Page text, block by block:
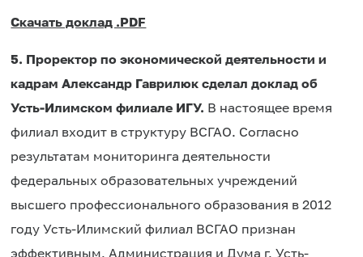
Скачать доклад .PDF
5. Проректор по экономической деятельности и
кадрам Александр Гаврилюк сделал доклад об
Усть-Илимском филиале ИГУ. В настоящее время
филиал входит в структуру ВСГАО. Согласно
результатам мониторинга деятельности
федеральных образовательных учреждений
высшего профессионального образования в 2012
году Усть-Илимский филиал ВСГАО признан